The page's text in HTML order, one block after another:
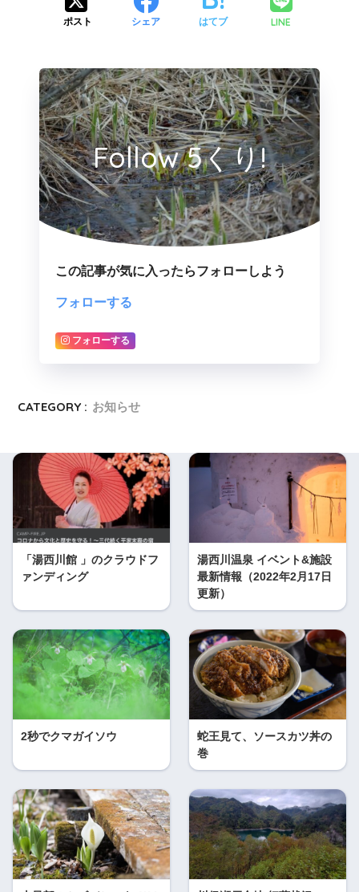
ポスト シェア はてブ LINE
Follow 5くり!
この記事が気に入ったらフォローしよう
フォローする
フォローする
CATEGORY : お知らせ
「湯西川館 」のクラウドフ
ァンディング
湯西川温泉 イベント&施設
最新情報（2022年2月17日
更新）
2秒でクマガイソウ
蛇王見て、ソースカツ丼の
巻